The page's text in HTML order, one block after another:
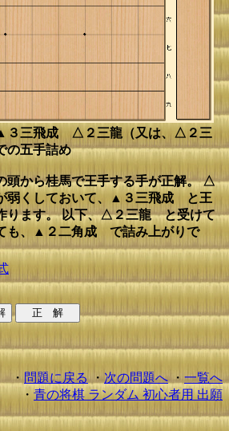
三飛成 △２三龍（又は、△２三
五手詰め
頭から桂馬で王手する手が正解。 △
弱くしておいて、▲３三飛成 と王
ります。 以下、△２三龍 と受けて
も、▲２二角成 で詰み上がりで
・ 問題に戻る・次の問題へ・ 一覧へ
・青の将棋 ランダム 初心者用 出願